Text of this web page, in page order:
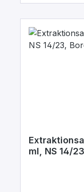
ml, NS 14/